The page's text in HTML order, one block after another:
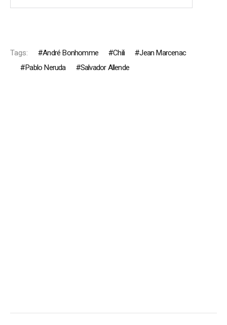
Tags: André Bonhomme Chili
Jean Marcenac
Pablo Neruda
Salvador Allende